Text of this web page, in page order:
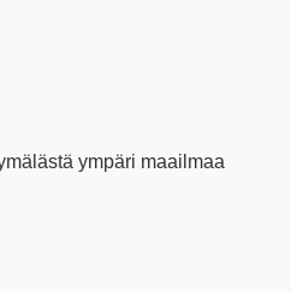
ympäri maailmaa